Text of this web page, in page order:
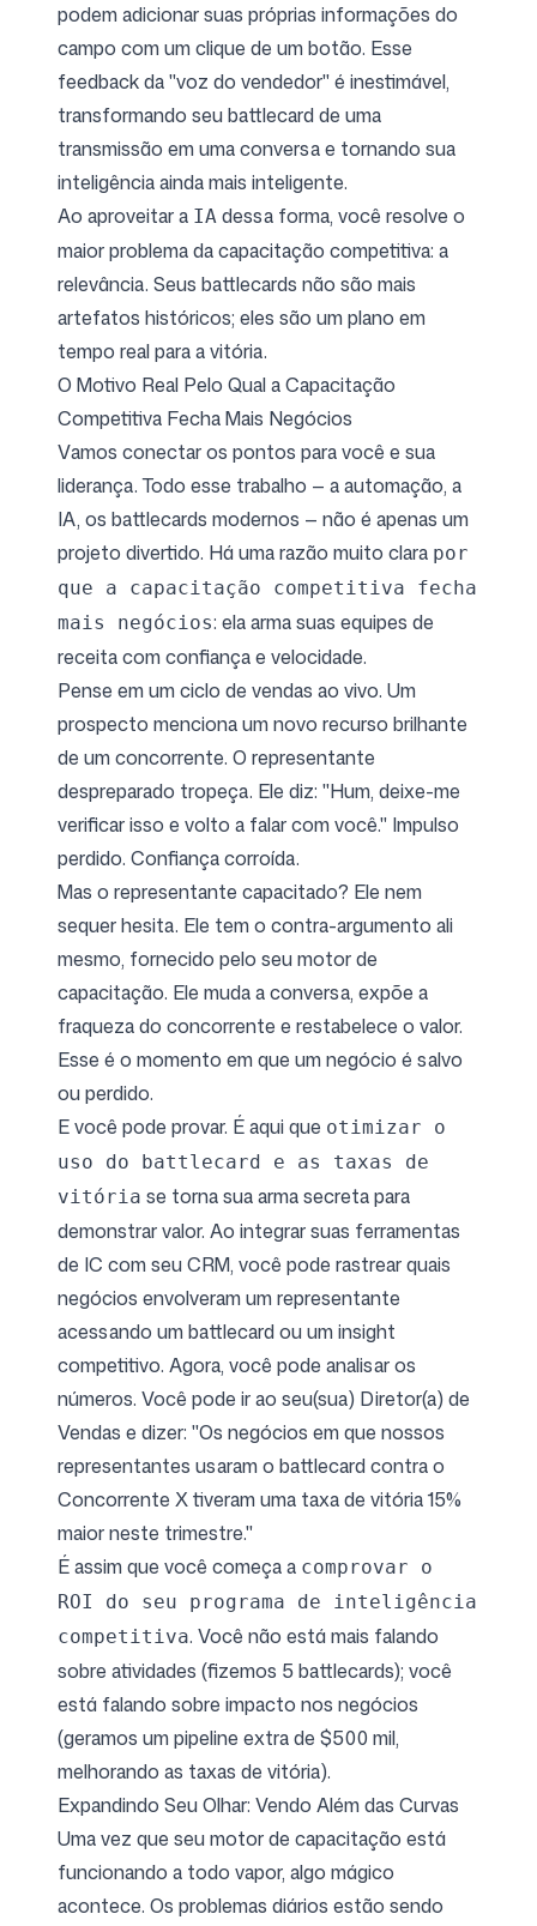
podem adicionar suas próprias informações do
campo com um clique de um botão. Esse
feedback da "voz do vendedor" é inestimável,
transformando seu battlecard de uma
transmissão em uma conversa e tornando sua
inteligência ainda mais inteligente.
Ao aproveitar a IA dessa forma, você resolve o
maior problema da capacitação competitiva: a
relevância. Seus battlecards não são mais
artefatos históricos; eles são um plano em
tempo real para a vitória.
O Motivo Real Pelo Qual a Capacitação
Competitiva Fecha Mais Negócios
Vamos conectar os pontos para você e sua
liderança. Todo esse trabalho — a automação, a
IA, os battlecards modernos — não é apenas um
projeto divertido. Há uma razão muito clara por
que a capacitação competitiva fecha
mais negócios: ela arma suas equipes de
receita com confiança e velocidade.
Pense em um ciclo de vendas ao vivo. Um
prospecto menciona um novo recurso brilhante
de um concorrente. O representante
despreparado tropeça. Ele diz: "Hum, deixe-me
verificar isso e volto a falar com você." Impulso
perdido. Confiança corroída.
Mas o representante capacitado? Ele nem
sequer hesita. Ele tem o contra-argumento ali
mesmo, fornecido pelo seu motor de
capacitação. Ele muda a conversa, expõe a
fraqueza do concorrente e restabelece o valor.
Esse é o momento em que um negócio é salvo
ou perdido.
E você pode provar. É aqui que otimizar o
uso do battlecard e as taxas de
vitória se torna sua arma secreta para
demonstrar valor. Ao integrar suas ferramentas
de IC com seu CRM, você pode rastrear quais
negócios envolveram um representante
acessando um battlecard ou um insight
competitivo. Agora, você pode analisar os
números. Você pode ir ao seu(sua) Diretor(a) de
Vendas e dizer: "Os negócios em que nossos
representantes usaram o battlecard contra o
Concorrente X tiveram uma taxa de vitória 15%
maior neste trimestre."
É assim que você começa a comprovar o
ROI do seu programa de inteligência
competitiva. Você não está mais falando
sobre atividades (fizemos 5 battlecards); você
está falando sobre impacto nos negócios
(geramos um pipeline extra de $500 mil,
melhorando as taxas de vitória).
Expandindo Seu Olhar: Vendo Além das Curvas
Uma vez que seu motor de capacitação está
funcionando a todo vapor, algo mágico
acontece. Os problemas diários estão sendo